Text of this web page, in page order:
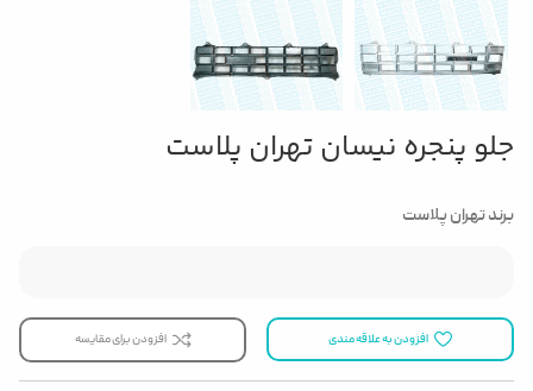
جلو پنجره نیسان تهران پلاست
برند تهران پلاست
افزودن به علاقه مندی افزودن برای مقایسه